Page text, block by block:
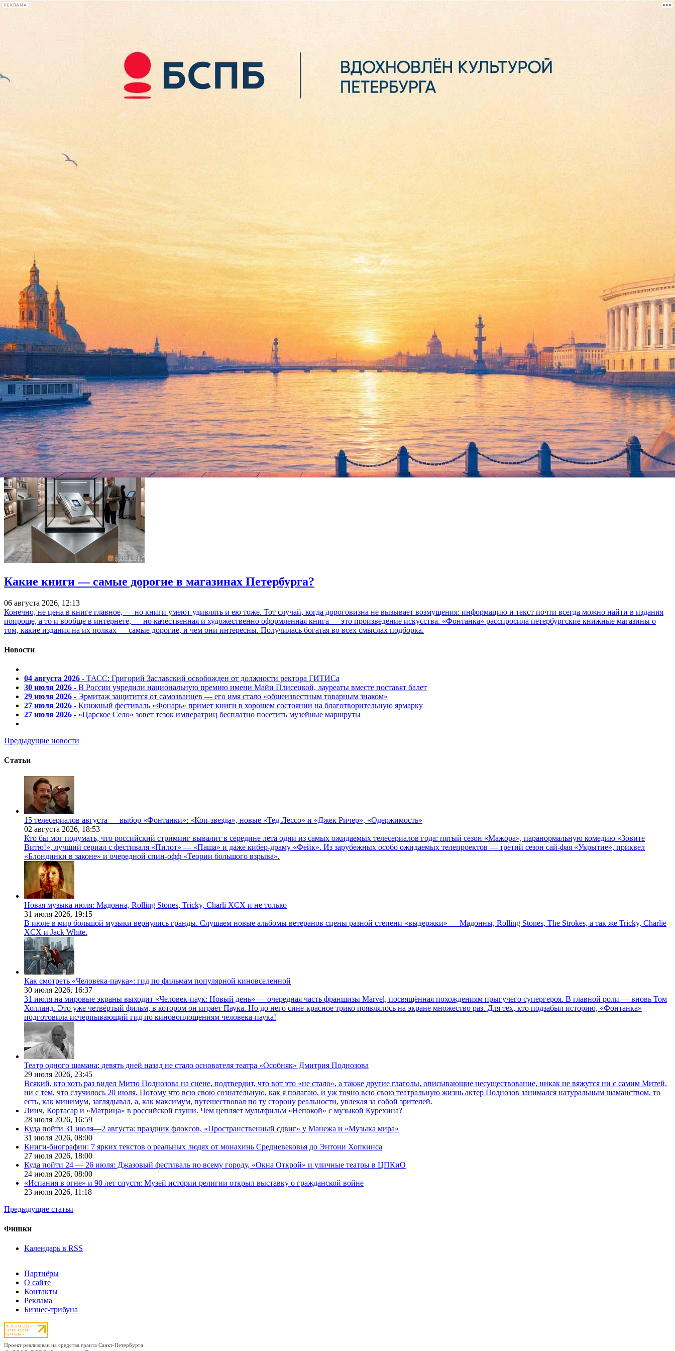
РЕКЛАМА
лекции
книги
В Фейсбуке проведут первый онлайн-фестиваль иллюстрации
26 октября 2016,
27 октября в социальной сети «Фейсбук» пройдет первый онлайн-фестиваль иллюстрации. Каждый час новый иллюстратор будет включаться в эфир с 20-минутным перформансом или
лекцией.
Среди участников фестиваля — Яна Франк, которая расскажет, «Как пережить аврал и успеть много всего одновременно перед новым годом». Илья Казаков продемонстрирует собственный
проект «Великая война кошек и собак», который он развивает в Инстаграме. Иллюстратор из Швейцарии Catell Ronca, чьи изображения публикуются в одном из самых известных
иллюстраторских изданий Taschen, расскажет о способах самопродвижения. Анастасия Забродина выступит в прямом эфире с повествованием об источниках вдохновения. Дмитрий Лигай
объяснит, как сформировать собственную манеру и стиль, найти свою нишу. А Алексей Курбатов — как найти своего заказчика.
Подробности онлайн-фесиваля можно узнать на его странице , там же пройдут живые выступления участников.
Фонтанка.ру
Проект "Афиша Plus" реализован на средства гранта Санкт-Петербурга
Какие книги — самые дорогие в магазинах Петербурга?
06 августа 2026, 12:13
Конечно, не цена в книге главное, — но книги умеют удивлять и ею тоже. Тот случай, когда дороговизна не вызывает возмущения: информацию и текст почти всегда можно найти в издания
попроще, а то и вообще в интернете, — но качественная и художественно оформленная книга — это произведение искусства. «Фонтанка» расспросила петербургские книжные магазины о
том, какие издания на их полках — самые дорогие, и чем они интересны. Получилась богатая во всех смыслах подборка.
Новости
04 августа 2026 - ТАСС: Григорий Заславский освобожден от должности ректора ГИТИСа
30 июля 2026 - В России учредили национальную премию имени Майи Плисецкой, лауреаты вместе поставят балет
29 июля 2026 - Эрмитаж защитится от самозванцев — его имя стало «общеизвестным товарным знаком»
27 июля 2026 - Книжный фестиваль «Фонарь» примет книги в хорошем состоянии на благотворительную ярмарку
27 июля 2026 - «Царское Село» зовет тезок императриц бесплатно посетить музейные маршруты
Предыдущие новости
Статьи
15 телесериалов августа — выбор «Фонтанки»: «Коп-звезда», новые «Тед Лессо» и «Джек Ричер», «Одержимость»
02 августа 2026, 18:53
Кто бы мог подумать, что российский стриминг вывалит в середине лета одни из самых ожидаемых телесериалов года: пятый сезон «Мажора», паранормальную комедию «Зовите
Витю!», лучший сериал с фестиваля «Пилот» — «Паша» и даже кибер-драму «Фейк». Из зарубежных особо ожидаемых телепроектов — третий сезон сай-фая «Укрытие», приквел
«Блондинки в законе» и очередной спин-офф «Теории большого взрыва».
Новая музыка июля: Мадонна, Rolling Stones, Tricky, Charli XCX и не только
31 июля 2026, 19:15
В июле в мир большой музыки вернулись гранды. Слушаем новые альбомы ветеранов сцены разной степени «выдержки» — Мадонны, Rolling Stones, The Strokes, а так же Tricky, Charlie
XCX и Jack White.
Как смотреть «Человека-паука»: гид по фильмам популярной киновселенной
30 июля 2026, 16:37
31 июля на мировые экраны выходит «Человек-паук: Новый день» — очередная часть франшизы Marvel, посвящённая похождениям прыгучего супергероя. В главной роли — вновь Том
Холланд. Это уже четвёртый фильм, в котором он играет Паука. Но до него сине-красное трико появлялось на экране множество раз. Для тех, кто подзабыл историю, «Фонтанка»
подготовила исчерпывающий гид по киновоплощениям человека-паука!
Театр одного шамана: девять дней назад не стало основателя театра «Особняк» Дмитрия Поднозова
29 июля 2026, 23:45
Всякий, кто хоть раз видел Митю Поднозова на сцене, подтвердит, что вот это «не стало», а также другие глаголы, описывающие несуществование, никак не вяжутся ни с самим Митей,
ни с тем, что случилось 20 июля. Потому что всю свою сознательную, как я полагаю, и уж точно всю свою театральную жизнь актер Поднозов занимался натуральным шаманством, то
есть, как минимум, заглядывал, а, как максимум, путешествовал по ту сторону реальности, увлекая за собой зрителей.
Линч, Кортасар и «Матрица» в российской глуши. Чем цепляет мультфильм «Непокой» с музыкой Курехина?
28 июля 2026, 16:59
Куда пойти 31 июля—2 августа: праздник флоксов, «Пространственный сдвиг» у Манежа и «Музыка мира»
31 июля 2026, 08:00
Книги-биографии: 7 ярких текстов о реальных людях от монахинь Средневековья до Энтони Хопкинса
27 июля 2026, 18:00
Куда пойти 24 — 26 июля: Джазовый фестиваль по всему городу, «Окна Открой» и уличные театры в ЦПКиО
24 июля 2026, 08:00
«Испания в огне» и 90 лет спустя: Музей истории религии открыл выставку о гражданской войне
23 июля 2026, 11:18
Предыдущие статьи
Фишки
Календарь в RSS
Партнёры
О сайте
Контакты
Реклама
Бизнес-трибуна
Проект реализован на средства гранта Санкт-Петербурга